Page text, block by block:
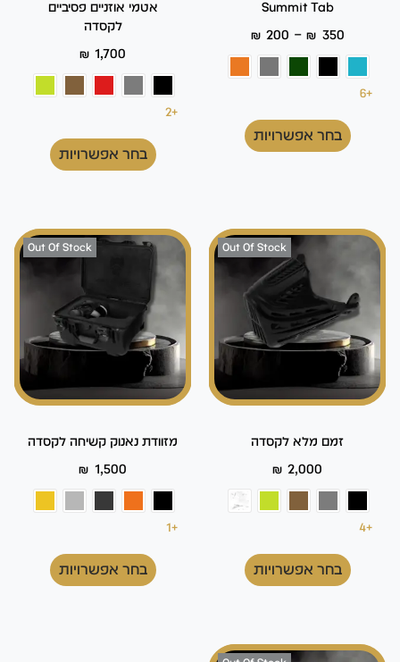
Summit Tab
₪ 200 – ₪ 350
+6
בחר אפשרויות
אטמי אוזניים פסיביים
לקסדה
₪ 1,700
+2
בחר אפשרויות
Out Of Stock
זמם מלא לקסדה
₪ 2,000
+4
בחר אפשרויות
Out Of Stock
מזוודת נאנוק קשיחה לקסדה
₪ 1,500
+1
בחר אפשרויות